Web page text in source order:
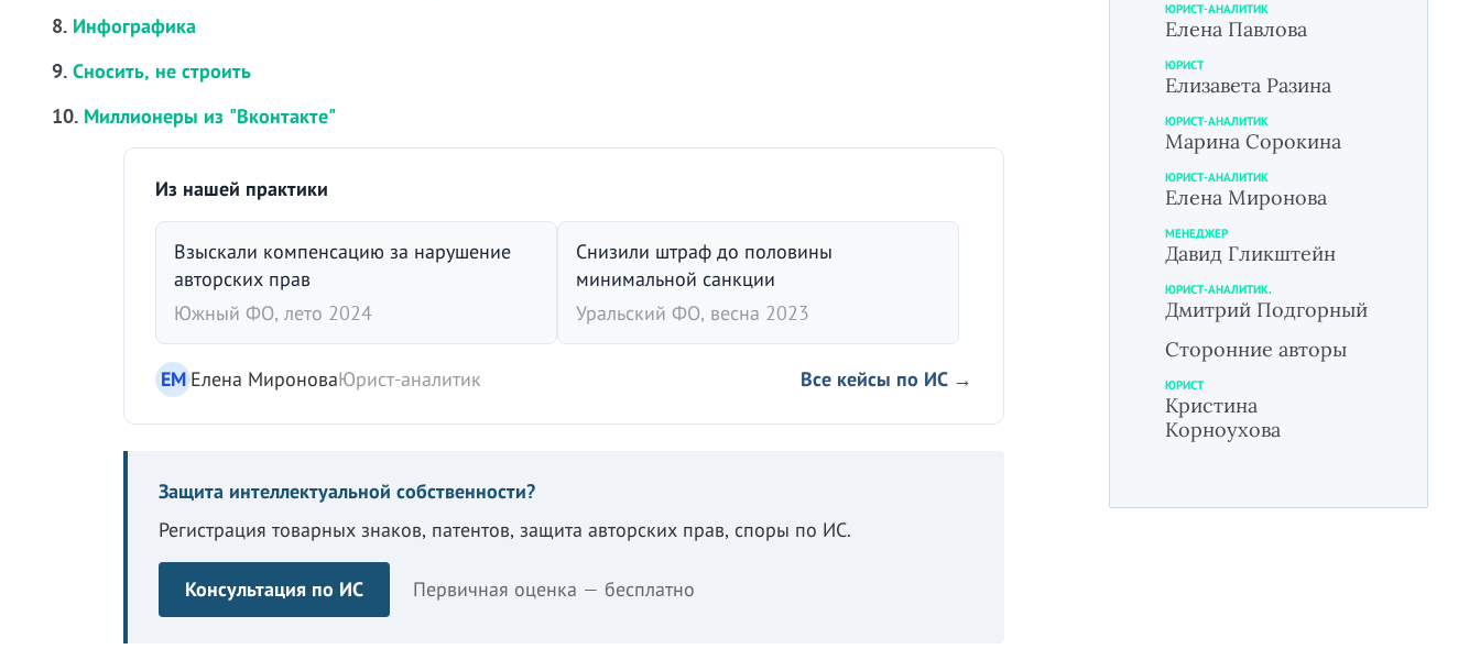
8. Инфографика
9. Сносить, не строить
10. Миллионеры из "Вконтакте"
Из нашей практики
Взыскали компенсацию за нарушение
авторских прав
Южный ФО, лето 2024
Снизили штраф до половины
минимальной санкции
Уральский ФО, весна 2023
ЕМ Елена МироноваЮрист-аналитик Все кейсы по ИС →
Защита интеллектуальной собственности?
Регистрация товарных знаков, патентов, защита авторских прав, споры по ИС.
Консультация по ИС Первичная оценка — бесплатно
ЮРИСТ-АНАЛИТИК
Елена Павлова
ЮРИСТ
Елизавета Разина
ЮРИСТ-АНАЛИТИК
Марина Сорокина
ЮРИСТ-АНАЛИТИК
Елена Миронова
МЕНЕДЖЕР
Давид Гликштейн
ЮРИСТ-АНАЛИТИК.
Дмитрий Подгорный
Сторонние авторы
ЮРИСТ
Кристина
Корноухова